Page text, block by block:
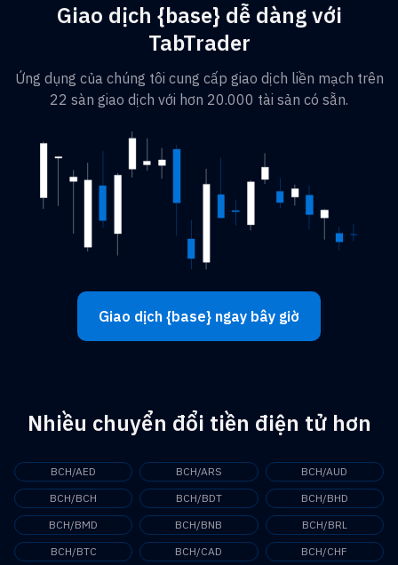
Giao dịch {base} dễ dàng với
TabTrader
Ứng dụng của chúng tôi cung cấp giao dịch liền mạch trên
22 sàn giao dịch với hơn 20.000 tài sản có sẵn.
Giao dịch {base} ngay bây giờ
Nhiều chuyển đổi tiền điện tử hơn
BCH/AED BCH/ARS
BCH/AUD
BCH/BCH
BCH/BDT
BCH/BHD
BCH/BMD
BCH/BNB
BCH/BRL
BCH/BTC
BCH/CAD
BCH/CHF